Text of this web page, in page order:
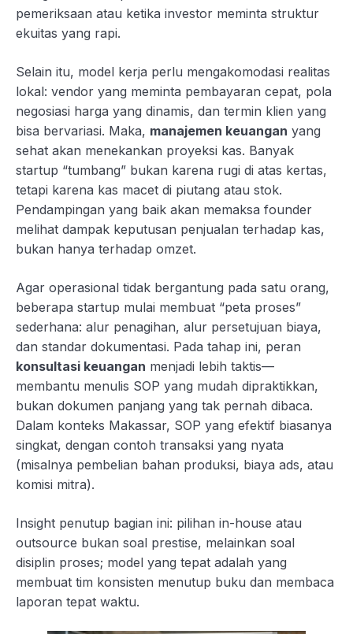
pemeriksaan atau ketika investor meminta struktur
ekuitas yang rapi.
Selain itu, model kerja perlu mengakomodasi realitas
lokal: vendor yang meminta pembayaran cepat, pola
negosiasi harga yang dinamis, dan termin klien yang
bisa bervariasi. Maka, manajemen keuangan yang
sehat akan menekankan proyeksi kas. Banyak
startup “tumbang” bukan karena rugi di atas kertas,
tetapi karena kas macet di piutang atau stok.
Pendampingan yang baik akan memaksa founder
melihat dampak keputusan penjualan terhadap kas,
bukan hanya terhadap omzet.
Agar operasional tidak bergantung pada satu orang,
beberapa startup mulai membuat “peta proses”
sederhana: alur penagihan, alur persetujuan biaya,
dan standar dokumentasi. Pada tahap ini, peran
konsultasi keuangan menjadi lebih taktis—
membantu menulis SOP yang mudah dipraktikkan,
bukan dokumen panjang yang tak pernah dibaca.
Dalam konteks Makassar, SOP yang efektif biasanya
singkat, dengan contoh transaksi yang nyata
(misalnya pembelian bahan produksi, biaya ads, atau
komisi mitra).
Insight penutup bagian ini: pilihan in-house atau
outsource bukan soal prestise, melainkan soal
disiplin proses; model yang tepat adalah yang
membuat tim konsisten menutup buku dan membaca
laporan tepat waktu.